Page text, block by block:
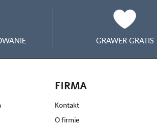
GRAWER GRATIS
FIRMA
Kontakt
O firmie